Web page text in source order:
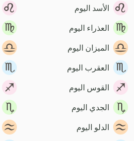
الأسد اليوم
العذراء اليوم
الميزان اليوم
العقرب اليوم
القوس اليوم
الجدي اليوم
الدلو اليوم